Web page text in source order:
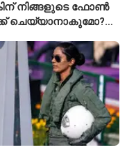
നിങ്ങളുടെ ഫോൺ
ചെയ്യാനാകുമോ?
ഇങ്ങനെ